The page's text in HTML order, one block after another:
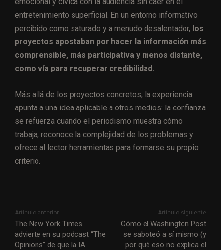
entretenimiento superficial. En un entorno informativo
percibido como saturado y a menudo desalentador, los
proyectos apostaban por hacer la información más
comprensible, más participativa y menos distante,
como vía para recuperar credibilidad.
Más allá de los proyectos concretos, la experiencia
apunta a una idea aplicable a otros medios: la confianza
se refuerza cuando el periodismo muestra cómo
trabaja, reconoce la complejidad de los problemas y
ofrece al lector herramientas para formarse su propio
criterio.
Artículo anterior
The New York Times
advierte en su podcast “The
Opinions” de que la IA
Artículo siguiente
Cómo el Washington Post
se saboteó a sí mismo (y
por qué eso no explica el